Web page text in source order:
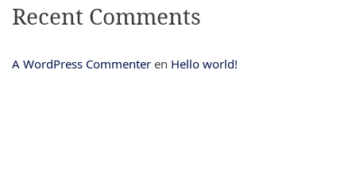
Recent Comments
A WordPress Commenter en Hello world!